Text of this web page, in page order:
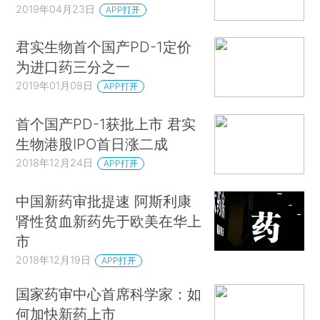
2019年04月23日 APP打开
君实生物首个国产PD-1定价
为进口药三分之一
2019年01月08日 APP打开
首个国产PD-1获批上市 君实
生物港股IPO首日涨二成
2018年12月24日 APP打开
中国新药审批提速 阿斯利康
肾性贫血新药先于欧美在华上
市
2018年12月19日 APP打开
国家药审中心首席科学家：如
何加快新药上市